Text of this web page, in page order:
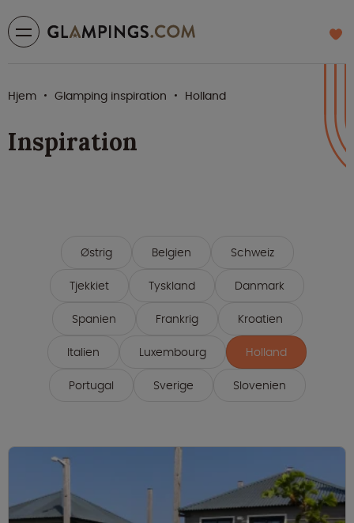
Hjem Glamping inspiration Holland
Inspiration
Østrig Belgien Schweiz
Tjekkiet Tyskland Danmark
Spanien Frankrig Kroatien
Italien Luxembourg Holland
Portugal Sverige Slovenien